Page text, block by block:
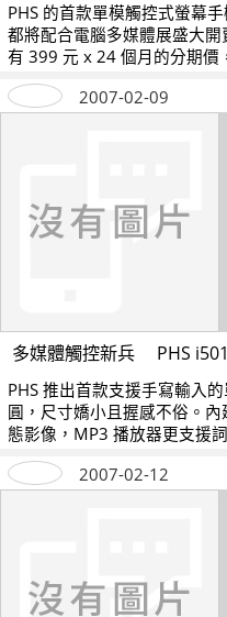
PHS 的首款單模觸控式螢幕
都將配合電腦多媒體展盛大
有 399 元 x 24 個月的分期價
3,960 元。
2007-02-09
多媒體觸控新兵 PHS
PHS 推出首款支援手寫輸入
圓，尺寸嬌小且握感不俗。
態影像，MP3 播放器更支援
議售價 5,900 元。
2007-02-12